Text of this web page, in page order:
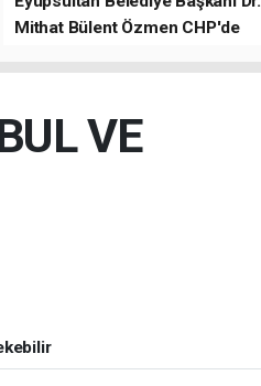
Mithat Bülent Özmen CHP'de
VE